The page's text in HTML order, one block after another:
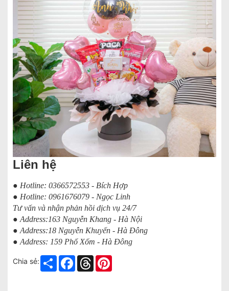
Liên hệ
● Hotline: 0366572553 - Bích Hợp
● Hotline: 0961676079 - Ngọc Linh
Tư vấn và nhận phản hồi dịch vụ 24/7
● Address:163 Nguyễn Khang - Hà Nội
● Address:18 Nguyễn Khuyến - Hà Đông
● Address: 159 Phố Xốm - Hà Đông
Chia sẻ: Share Facebook
Threads